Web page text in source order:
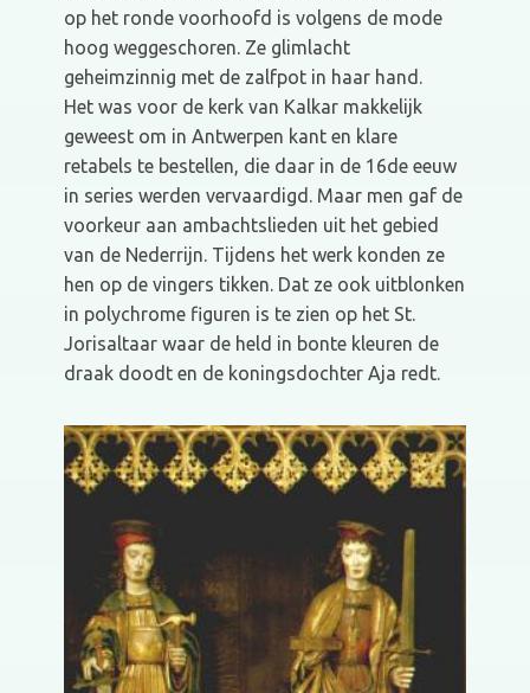
op het ronde voorhoofd is volgens de mode
hoog weggeschoren. Ze glimlacht
geheimzinnig met de zalfpot in haar hand.
Het was voor de kerk van Kalkar makkelijk
geweest om in Antwerpen kant en klare
retabels te bestellen, die daar in de 16de eeuw
in series werden vervaardigd. Maar men gaf de
voorkeur aan ambachtslieden uit het gebied
van de Nederrijn. Tijdens het werk konden ze
hen op de vingers tikken. Dat ze ook uitblonken
in polychrome figuren is te zien op het St.
Jorisaltaar waar de held in bonte kleuren de
draak doodt en de koningsdochter Aja redt.